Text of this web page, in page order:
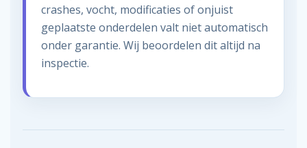
crashes, vocht, modificaties of onjuist
geplaatste onderdelen valt niet automatisch
onder garantie. Wij beoordelen dit altijd na
inspectie.